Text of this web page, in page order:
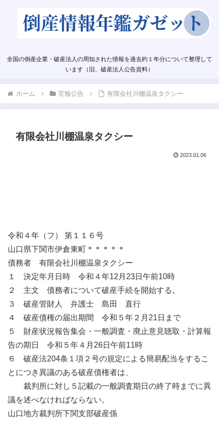
全国の倒産企業・破産法人の周知された情報を過去約１年分について整理して
います（旧、破産法人公告資料）
ホーム 官報公告 有限会社川棚温泉タクシー
有限会社川棚温泉タクシー
2023.01.06
令和４年（フ） 第１１６号
山口県下関市伊倉東町＊＊＊＊＊
債務者 有限会社川棚温泉タクシー
１ 決定年月日時 令和４年12月23日午前10時
２ 主文 債務者について破産手続を開始する。
３ 破産管財人 弁護士 島田 直行
４ 破産債権の届出期間 令和５年２月21日まで
５ 財産状況報告集会・一般調査・廃止意見聴取・計算報
告の期日 令和５年４月26日午前11時
６ 破産法204条１項２号の規定による簡易配当をするこ
とにつき異議のある破産債権者は、
裁判所に対し５記載の一般調査期日の終了時までに異
議を述べなければならない。
山口地方裁判所下関支部破産係